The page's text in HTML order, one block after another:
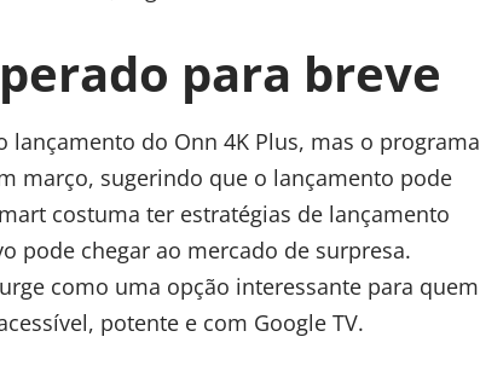
para breve
do Onn 4K Plus, mas o programa
março, sugerindo que o lançamento pode
costuma ter estratégias de lançamento
pode chegar ao mercado de surpresa.
como uma opção interessante para quem
potente e com Google TV.